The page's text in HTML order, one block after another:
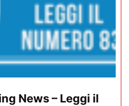
News – Leggi il